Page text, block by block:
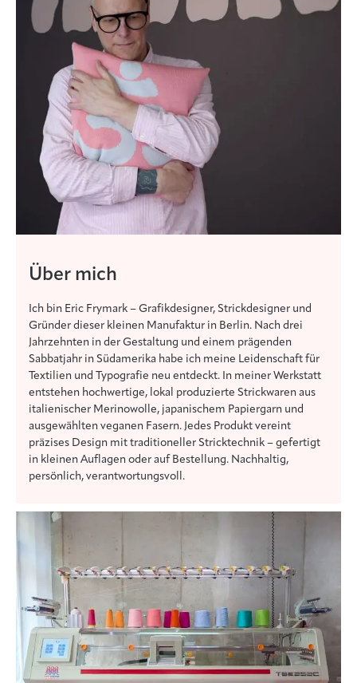
Über mich
Ich bin Eric Frymark – Grafikdesigner, Strickdesigner und
Gründer dieser kleinen Manufaktur in Berlin. Nach drei
Jahrzehnten in der Gestaltung und einem prägenden
Sabbatjahr in Südamerika habe ich meine Leidenschaft für
Textilien und Typografie neu entdeckt. In meiner Werkstatt
entstehen hochwertige, lokal produzierte Strickwaren aus
italienischer Merinowolle, japanischem Papiergarn und
ausgewählten veganen Fasern. Jedes Produkt vereint
präzises Design mit traditioneller Stricktechnik – gefertigt
in kleinen Auflagen oder auf Bestellung. Nachhaltig,
persönlich, verantwortungsvoll.